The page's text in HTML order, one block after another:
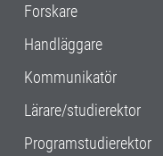
Forskare
Handläggare
Kommunikatör
Lärare/studierektor
Programstudierektor